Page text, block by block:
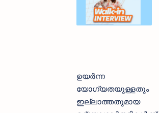
ഉയർന്ന
യോഗ്യതയുള്ളതും
ഇല്ലാത്തതുമായ